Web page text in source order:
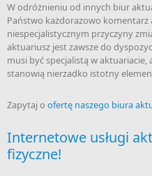
W odróżnieniu od innych biur
Państwo każdorazowo komentarz
niespecjalistycznym przyczyny
aktuariusz jest zawsze do
musi być specjalistą w
stanowią nierzadko istotny
Zapytaj o ofertę naszego biura
Internetowe usługi
fizyczne!